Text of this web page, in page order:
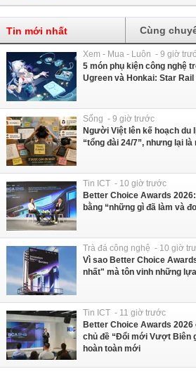
Tin mới nhất Cùng
Xem - Mua - Luôn - 9 giờ
5 món phụ kiện công nghệ
Ugreen và Honkai: Star Rail
Sống - 9 giờ trước
Người Việt lên kế hoạch
“tổng đài 24/7”, nhưng lại
Tin ICT - 10 giờ trước
Better Choice Awards
bằng “những gì đã làm và
Trà đá công nghệ - 10 giờ
Vì sao Better Choice
nhất" mà tôn vinh những
Tin ICT - 11 giờ trước
Better Choice Awards
chủ đề “Đổi mới Vượt Biên
hoàn toàn mới